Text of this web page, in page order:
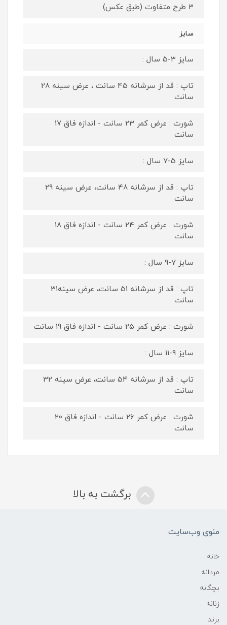
3 طرح متفاوت (طبق عکس)
سایز
سایز 3-5 سال :
تاپ : قد از سرشانه 45 سانت ، عرض سینه 28
سانت
شورت : عرض کمر 23 سانت - اندازه فاق 17
سانت
سایز 5-7 سال :
تاپ : قد از سرشانه 48 سانت، عرض سینه 29
سانت
شورت : عرض کمر 24 سانت - اندازه فاق 18
سانت
سایز 7-9 سال :
تاپ : قد از سرشانه 51 سانت، عرض سینه31
سانت
شورت : عرض کمر 25 سانت - اندازه فاق 19 سانت
سایز 9-11 سال :
تاپ : قد از سرشانه 54 سانت، عرض سینه 32
سانت
شورت : عرض کمر 26 سانت - اندازه فاق 20
سانت
برگشت به بالا
منوی وب‌سایت
خانه
مردانه
بچگانه
زنانه
برند